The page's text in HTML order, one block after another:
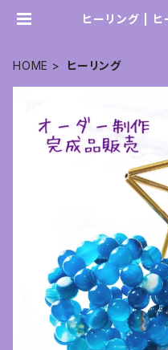
ヒーリング |
HOME ヒーリング